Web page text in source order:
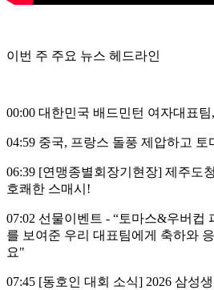
이번 주 주요 뉴스 헤드라인
00:00 대한민국 배드민턴 여자대표
04:59 중국, 프랑스 돌풍 제압하고 토
06:39 [연맹종별회장기현장] 제주도
호쾌한 스매시!
07:02 선물이벤트 - “토마스&우버컵
를 보여준 우리 대표팀에게 축하와
요"
07:45 [동호인 대회 소식] 2026 삼성